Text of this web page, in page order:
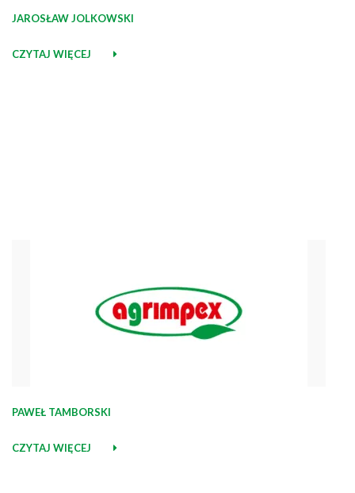
JAROSŁAW JOLKOWSKI
CZYTAJ WIĘCEJ
PAWEŁ TAMBORSKI
CZYTAJ WIĘCEJ